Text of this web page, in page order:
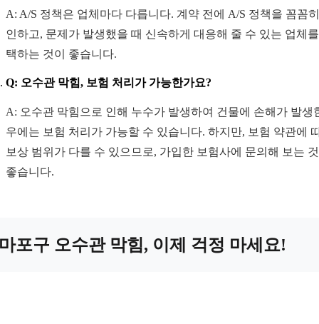
A: A/S 정책은 업체마다 다릅니다. 계약 전에 A/S 정책을 꼼꼼
인하고, 문제가 발생했을 때 신속하게 대응해 줄 수 있는 업체
택하는 것이 좋습니다.
Q: 오수관 막힘, 보험 처리가 가능한가요?
A: 오수관 막힘으로 인해 누수가 발생하여 건물에 손해가 발생
우에는 보험 처리가 가능할 수 있습니다. 하지만, 보험 약관에
보상 범위가 다를 수 있으므로, 가입한 보험사에 문의해 보는
좋습니다.
포구 오수관 막힘, 이제 걱정 마세요!